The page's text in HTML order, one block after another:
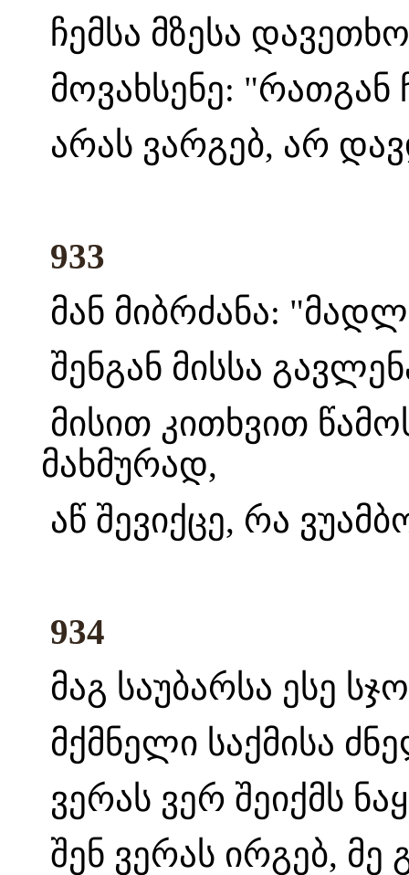
ჩემსა მზესა
მოვახსენე: "რათგან
არას ვარგებ, არ
933
მან მიბრძანა:
შენგან მისსა
მისით კითხვით
მახმურად,
აწ შევიქცე, რა
934
მაგ საუბარსა ესე
მქმნელი საქმისა
ვერას ვერ შეიქმს
შენ ვერას ირგებ, მე